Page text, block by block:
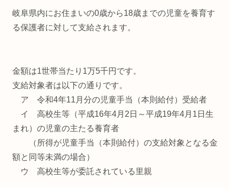
岐阜県内にお住まいの0歳から18歳までの児童を養育す
る保護者に対して支給されます。
金額は1世帯当たり1万5千円です。
支給対象者は以下の通りです。
ア 令和4年11月分の児童手当（本則給付）受給者
イ 高校生等（平成16年4月2日～平成19年4月1日生
まれ）の児童の主たる養育者
（所得が児童手当（本則給付）の支給対象となる金
額と同等未満の場合）
ウ 高校生等が委託されている里親